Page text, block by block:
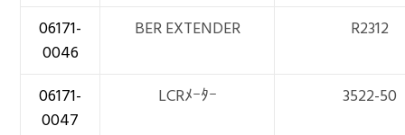
06171-
0046
BER EXTENDER R2312
06171-
0047
LCRﾒｰﾀｰ 3522-50